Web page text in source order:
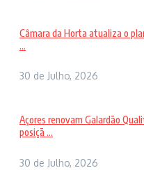
Câmara da Horta atualiza o
...
30 de Julho, 2026
Açores renovam Galardão
posiçã ...
30 de Julho, 2026